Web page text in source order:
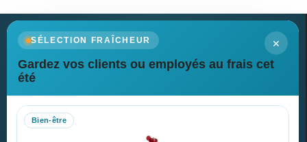
×
SÉLECTION FRAÎCHEUR
Gardez vos clients ou employés au frais cet
été
Bien-être
Newsletter
Recevez nos dernières nouvelles et nos offres spéciales